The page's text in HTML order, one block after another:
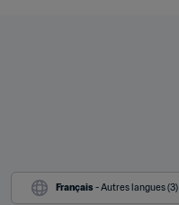
Français - Autres langues (3)